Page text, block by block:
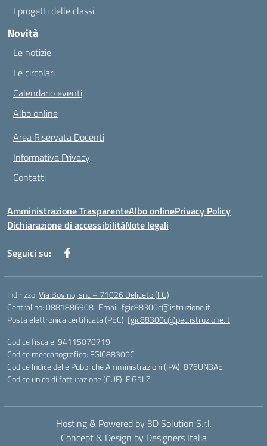
I progetti delle classi
Novità
Le notizie
Le circolari
Calendario eventi
Albo online
Area Riservata Docenti
Informativa Privacy
Contatti
Amministrazione TrasparenteAlbo onlinePrivacy Policy
Dichiarazione di accessibilitàNote legali
Seguici su:
Indirizzo:Via Bovino, snc – 71026 Deliceto (FG)
Centralino:0881886908 Email:fgic88300c@istruzione.it
Posta elettronica certificata (PEC):fgic88300c@pec.istruzione.it
Codice fiscale: 94115070719
Codice meccanografico: FGIC88300C
Codice Indice delle Pubbliche Amministrazioni (IPA): 876UN3AE
Codice unico di fatturazione (CUF): FIG5LZ
Hosting & Powered by 3D Solution S.r.l.
Concept & Design by Designers Italia